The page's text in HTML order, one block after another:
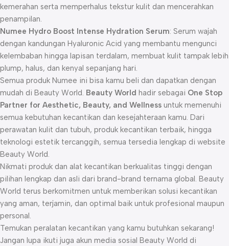
kemerahan serta memperhalus tekstur kulit dan mencerahkan
penampilan.
Numee Hydro Boost Intense Hydration Serum: Serum wajah
dengan kandungan Hyaluronic Acid yang membantu mengunci
kelembaban hingga lapisan terdalam, membuat kulit tampak lebih
plump, halus, dan kenyal sepanjang hari.
Semua produk Numee ini bisa kamu beli dan dapatkan dengan
mudah di Beauty World. Beauty World hadir sebagai One Stop
Partner for Aesthetic, Beauty, and Wellness untuk memenuhi
semua kebutuhan kecantikan dan kesejahteraan kamu. Dari
perawatan kulit dan tubuh, produk kecantikan terbaik, hingga
teknologi estetik tercanggih, semua tersedia lengkap di website
Beauty World.
Nikmati produk dan alat kecantikan berkualitas tinggi dengan
pilihan lengkap dan asli dari brand-brand ternama global. Beauty
World terus berkomitmen untuk memberikan solusi kecantikan
yang aman, terjamin, dan optimal baik untuk profesional maupun
personal.
Temukan peralatan kecantikan yang kamu butuhkan sekarang!
Jangan lupa ikuti juga akun media sosial Beauty World di